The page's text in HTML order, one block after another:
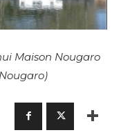
Maison Nougaro